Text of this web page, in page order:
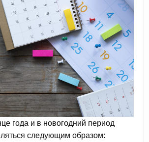
года и в новогодний период
следующим образом: